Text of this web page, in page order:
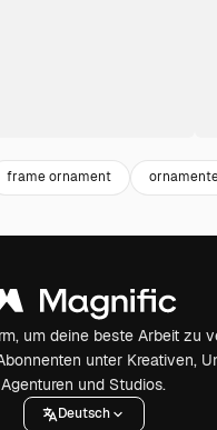
frame ornament
um deine beste Arbeit zu
unter Kreativen,
Agenturen und Studios.
Deutsch